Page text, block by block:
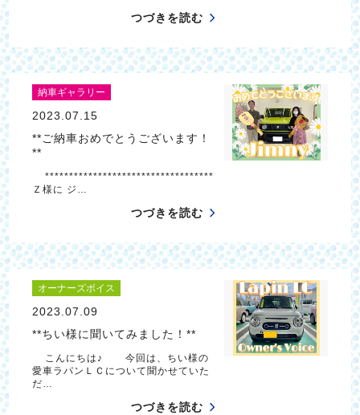
つづきを読む
納車ギャラリー
2023.07.15
**ご納車おめでとうございます！
**
***********************************
Ｚ様に ジ…
つづきを読む
オーナーズボイス
2023.07.09
**ちい様に聞いてみました！**
こんにちは♪ 今回は、ちい様の
愛車ラパンＬＣについて聞かせていた
だ…
つづきを読む